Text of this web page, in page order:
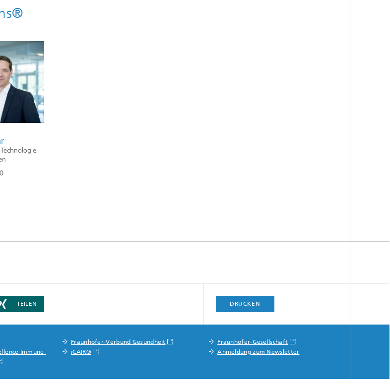
TEILEN DRUCKEN
Fraunhofer-Verbund Gesundheit
Fraunhofer-Gesellschaft
Immune-
iCAIR® Anmeldung zum Newsletter